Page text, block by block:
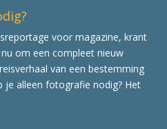
voor magazine, krant
om een compleet nieuw
van een bestemming
je alleen fotografie nodig? Het